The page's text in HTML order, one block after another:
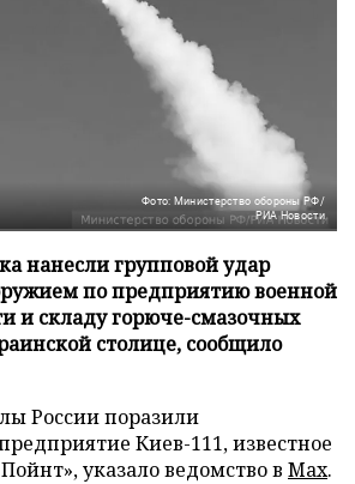
Фото: Министерство обороны РФ/
РИА Новости
нанесли групповой удар
по предприятию военной
и складу горюче-смазочных
столице, сообщило
России поразили
Киев-111, известное
указало ведомство в Max.